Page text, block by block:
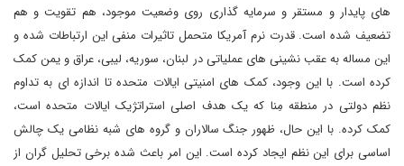
های پایدار و مستقر و سرمایه گذاری روی وضعیت موجود، هم تقویت و هم
تضعیف شده است. قدرت نرم آمریکا متحمل تاثیرات منفی این ارتباطات شده و
این مساله به عقب نشینی های عملیاتی در لبنان، سوریه، لیبی، عراق و یمن کمک
کرده است. با این وجود، کمک های امنیتی ایالات متحده تا اندازه ای به تداوم
نظم دولتی در منطقه مِنا که یک هدف اصلی استراتژیک ایالات متحده است،
کمک کرده. با این حال، ظهور جنگ سالاران و گروه های شبه نظامی یک چالش
اساسی برای این نظم ایجاد کرده است. این امر باعث شده برخی تحلیل گران از